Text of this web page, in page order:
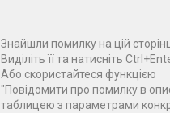
Знайшли помилку на цій
Виділіть її та натисніть
Або скористайтеся функцією
"Повідомити про помилку в
таблицею з параметрами